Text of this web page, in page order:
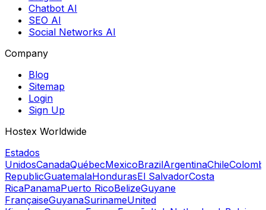
Chatbot AI
SEO AI
Social Networks AI
Company
Blog
Sitemap
Login
Sign Up
Hostex Worldwide
Estados
UnidosCanadaQuébecMexicoBrazilArgentinaChile
RepublicGuatemalaHondurasEl SalvadorCosta
RicaPanamaPuerto RicoBelizeGuyane
FrançaiseGuyanaSurinameUnited